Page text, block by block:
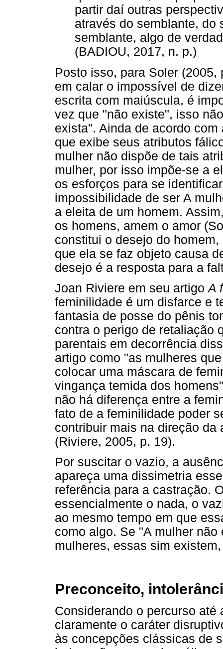
partir daí outras
através do semblante, do
semblante, algo de
(BADIOU, 2017, n. p.)
Posto isso, para Soler
em calar o impossível de
escrita com maiúscula, é
vez que "não existe", isso
exista". Ainda de acordo
que exibe seus atributos
mulher não dispõe de tais
mulher, por isso impõe-se a
os esforços para se
impossibilidade de ser A
a eleita de um homem.
os homens, amem o amor
constitui o desejo do
que ela se faz objeto causa
desejo é a resposta para a
Joan Riviere em seu artigoA
feminilidade é um disfarce e
fantasia de posse do pênis
contra o perigo de retaliação
parentais em decorrência
artigo como "as mulheres
colocar uma máscara de
vingança temida dos
não há diferença entre a
fato de a feminilidade poder
contribuir mais na direção
(Riviere, 2005, p. 19).
Por suscitar o vazio, a
apareça uma dissimetria
referência para a castração.
essencialmente o nada, o
ao mesmo tempo em que
como algo. Se "A mulher
mulheres, essas sim
Preconceito,
Considerando o percurso
claramente o caráter
às concepções clássicas de